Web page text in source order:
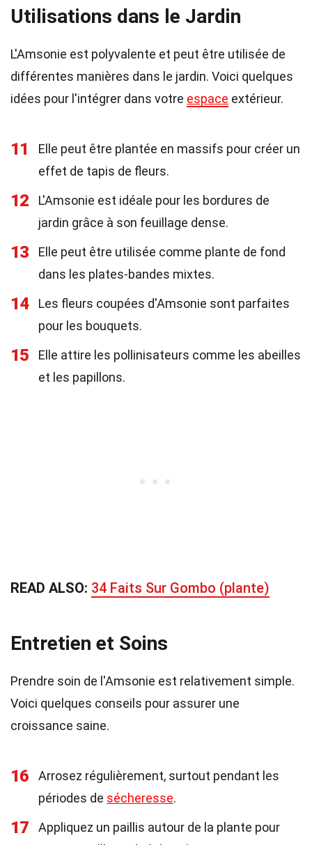
Utilisations dans le Jardin
L'Amsonie est polyvalente et peut être utilisée de
différentes manières dans le jardin. Voici quelques
idées pour l'intégrer dans votre espace extérieur.
11
Elle peut être plantée en massifs pour créer un
effet de tapis de fleurs.
12
L'Amsonie est idéale pour les bordures de
jardin grâce à son feuillage dense.
13
Elle peut être utilisée comme plante de fond
dans les plates-bandes mixtes.
14
Les fleurs coupées d'Amsonie sont parfaites
pour les bouquets.
15
Elle attire les pollinisateurs comme les abeilles
et les papillons.
READ ALSO: 34 Faits Sur Gombo (plante)
Entretien et Soins
Prendre soin de l'Amsonie est relativement simple.
Voici quelques conseils pour assurer une
croissance saine.
16
Arrosez régulièrement, surtout pendant les
périodes de sécheresse.
17
Appliquez un paillis autour de la plante pour